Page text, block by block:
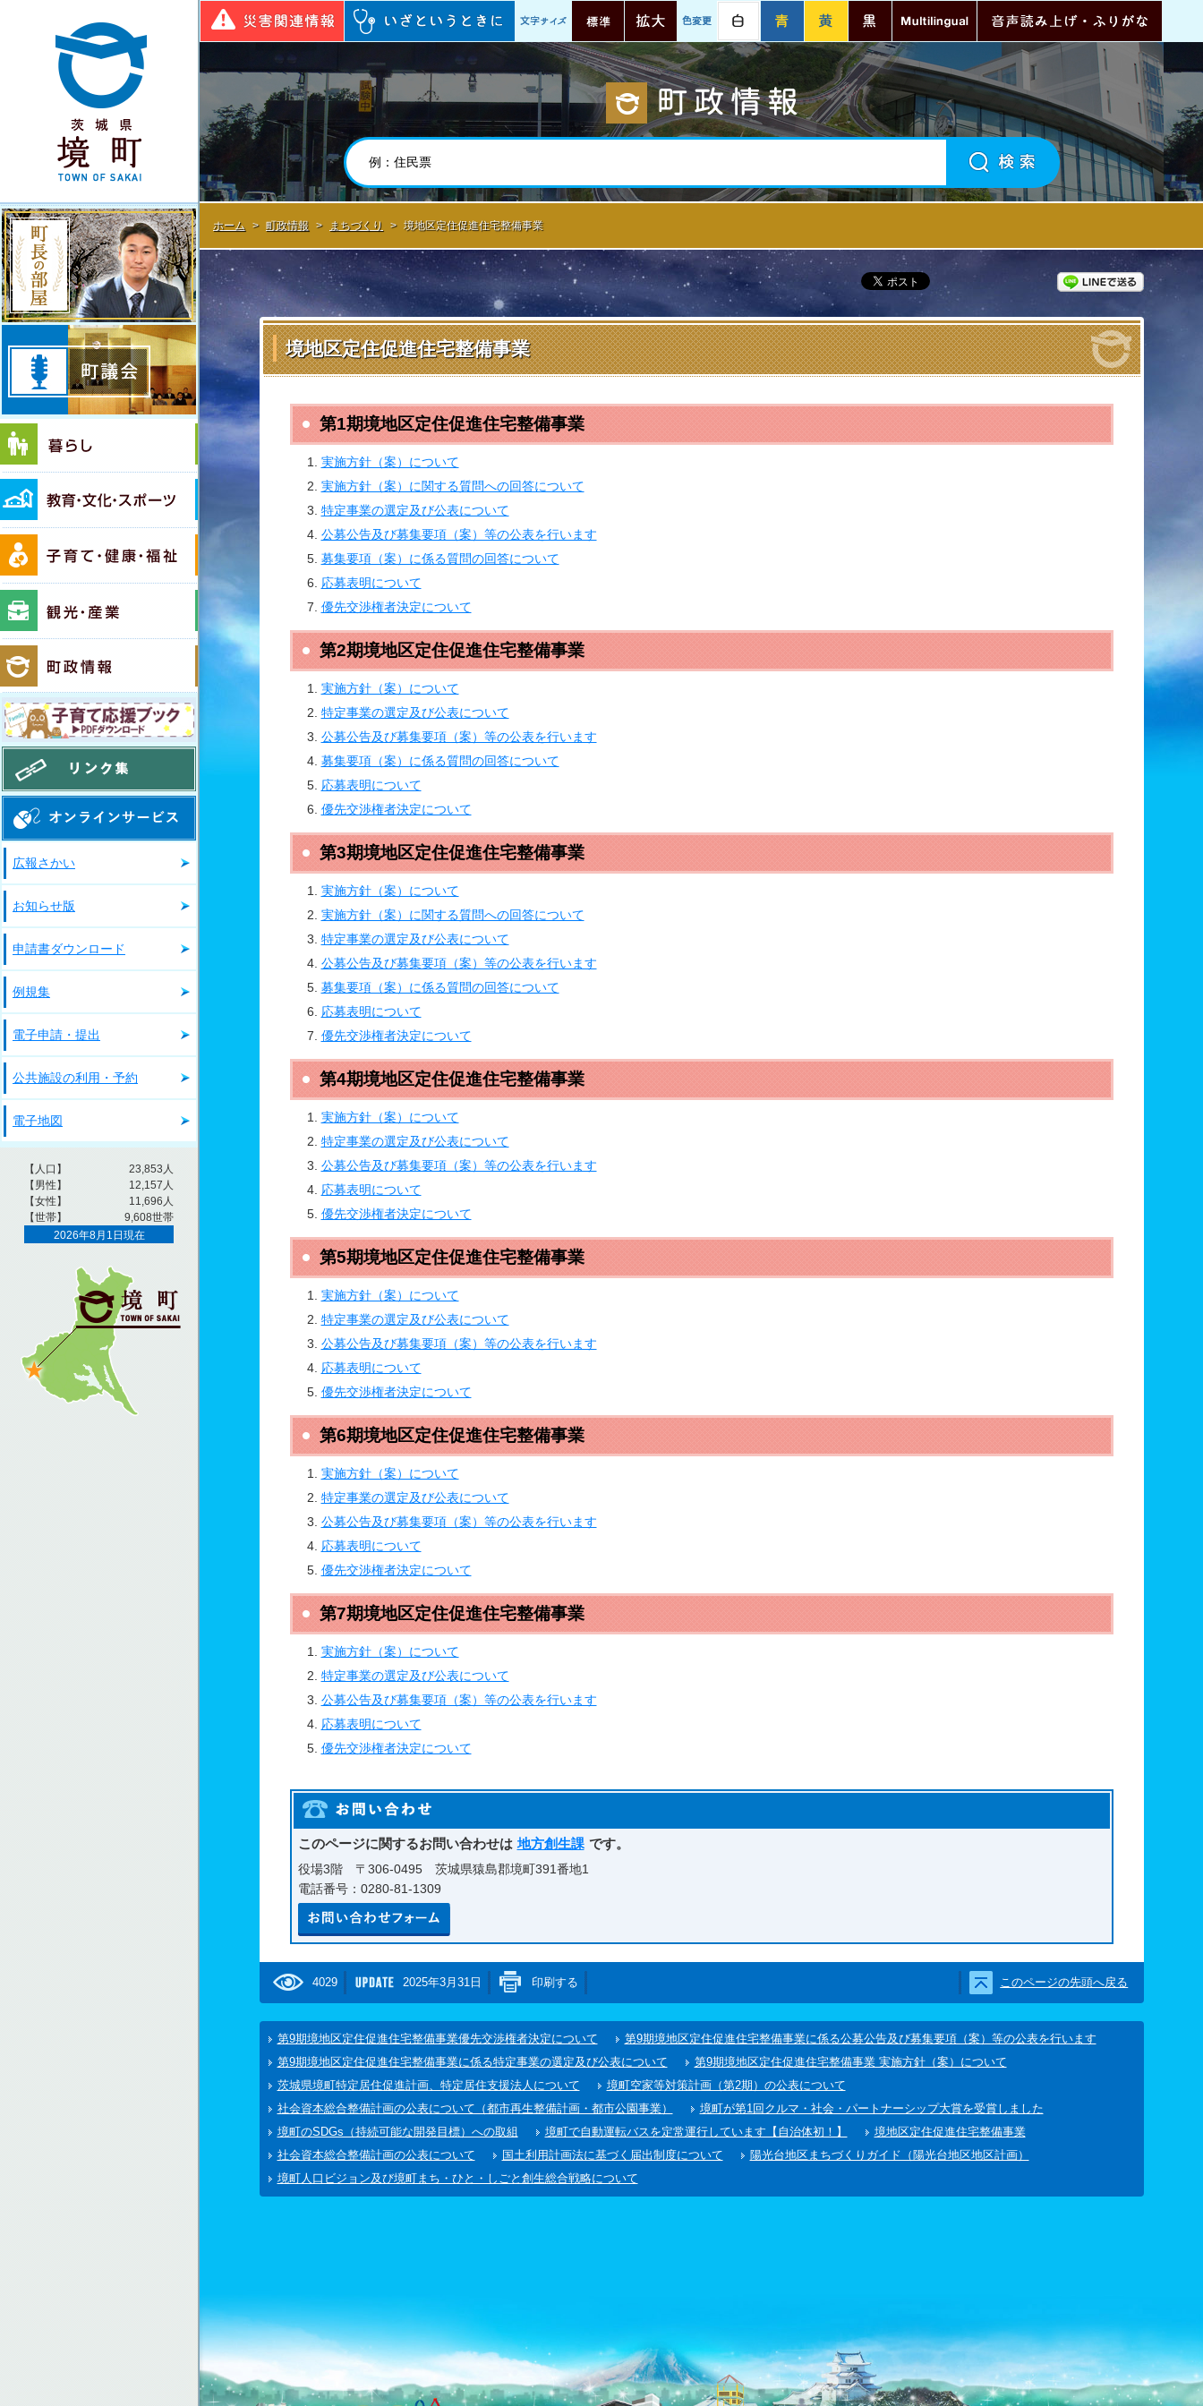
境町公式ホームページ
町長の部屋
町議会
暮らし
教育・文化・スポーツ
子育て・健康・福祉
町政情報
子育て応援ブック PDFダウンロード
オンラインサービス
広報さかい
お知らせ版
申請書ダウンロード
例規集
電子申請・提出
公共施設の利用・予約
電子地図
災害関連情報 標準 色変更
町政情報
ホーム > 町政情報 > まちづくり > 境地区定住促進住宅整備事業
LINEで送
境地区定住促進住宅整備事業
第1期境地区定住促進住宅整備事業
実施方針（案）について
実施方針（案）に関する質問への回答について
特定事業の選定及び公表について
公募公告及び募集要項（案）等の公表を行います
募集要項（案）に係る質問の回答について
応募表明について
優先交渉権者決定について
第2期境地区定住促進住宅整備事業
実施方針（案）について
特定事業の選定及び公表について
公募公告及び募集要項（案）等の公表を行います
募集要項（案）に係る質問の回答について
応募表明について
優先交渉権者決定について
第3期境地区定住促進住宅整備事業
実施方針（案）について
実施方針（案）に関する質問への回答について
特定事業の選定及び公表について
公募公告及び募集要項（案）等の公表を行います
募集要項（案）に係る質問の回答について
応募表明について
優先交渉権者決定について
第4期境地区定住促進住宅整備事業
実施方針（案）について
特定事業の選定及び公表について
公募公告及び募集要項（案）等の公表を行います
応募表明について
優先交渉権者決定について
第5期境地区定住促進住宅整備事業
実施方針（案）について
特定事業の選定及び公表について
公募公告及び募集要項（案）等の公表を行います
応募表明について
優先交渉権者決定について
第6期境地区定住促進住宅整備事業
実施方針（案）について
特定事業の選定及び公表について
公募公告及び募集要項（案）等の公表を行います
応募表明について
優先交渉権者決定について
第7期境地区定住促進住宅整備事業
実施方針（案）について
特定事業の選定及び公表について
公募公告及び募集要項（案）等の公表を行います
応募表明について
優先交渉権者決定について
このページに関するお問い合わせは 地方創生課 です。
役場3階 〒306-0495 茨城県猿島郡境町391番地1
電話番号：0280-81-1309
4029 2025年3月31日 印刷する このページの先頭へ戻る
第9期境地区定住促進住宅整備事業優先交渉権者決定について
第9期境地区定住促進住宅整備事業に係る公募公告及び募集要項（案）等の公表を行います
第9期境地区定住促進住宅整備事業に係る特定事業の選定及び公表について
第9期境地区定住促進住宅整備事業 実施方針（案）について
茨城県境町特定居住促進計画、特定居住支援法人について
境町空家等対策計画（第2期）の公表について
社会資本総合整備計画の公表について（都市再生整備計画・都市公園事業）
境町が第1回クルマ・社会・パートナーシップ大賞を受賞しました
境町のSDGs（持続可能な開発目標）への取組
境町で自動運転バスを定常運行しています【自治体初！】
境地区定住促進住宅整備事業
社会資本総合整備計画の公表について
国土利用計画法に基づく届出制度について
陽光台地区まちづくりガイド（陽光台地区地区計画）
境町人口ビジョン及び境町まち・ひと・しごと創生総合戦略について